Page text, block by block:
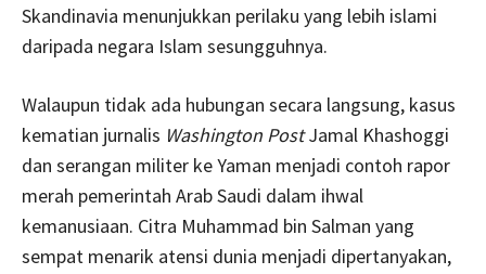
Skandinavia menunjukkan perilaku yang lebih islami
daripada negara Islam sesungguhnya.
Walaupun tidak ada hubungan secara langsung, kasus
kematian jurnalis Washington PostJamal Khashoggi
dan serangan militer ke Yaman menjadi contoh rapor
merah pemerintah Arab Saudi dalam ihwal
kemanusiaan. Citra Muhammad bin Salman yang
sempat menarik atensi dunia menjadi dipertanyakan,